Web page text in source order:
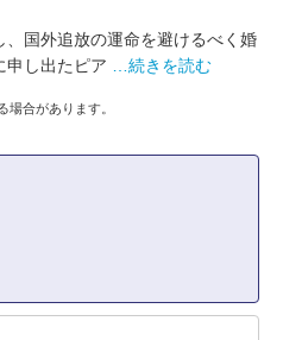
国外追放の運命を避けるべく婚
申し出たピア
…続きを読む
合があります。